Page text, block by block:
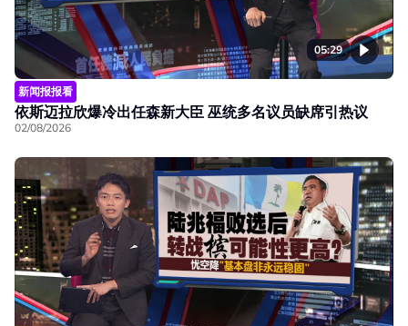
05:29
新闻报报看
依斯迈拉欣爆冷出任森新大臣 巫统多名议员缺席引热议
02/08/2026